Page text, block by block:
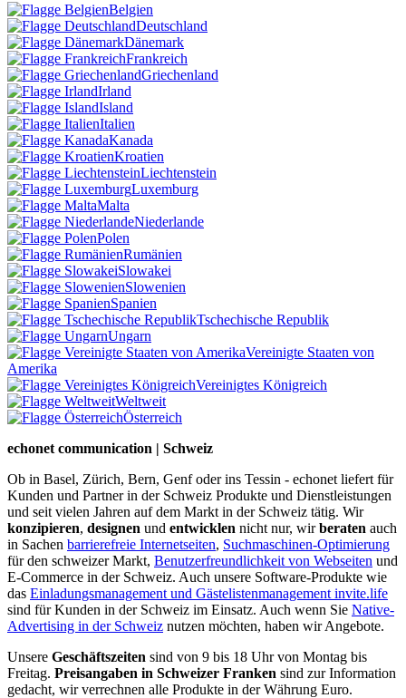
Belgien
Deutschland
Dänemark
Frankreich
Griechenland
Irland
Island
Italien
Kanada
Kroatien
Liechtenstein
Luxemburg
Malta
Niederlande
Polen
Rumänien
Slowakei
Slowenien
Spanien
Tschechische Republik
Ungarn
Vereinigte Staaten von
Amerika
Vereinigtes Königreich
Weltweit
Österreich
echonet communication | Schweiz
Ob in Basel, Zürich, Bern, Genf oder ins Tessin - echonet liefert für
Kunden und Partner in der Schweiz Produkte und Dienstleistungen
und seit vielen Jahren auf dem Markt in der Schweiz tätig. Wir
konzipieren, designen und entwicklen nicht nur, wirberaten auch
in Sachen barrierefreie Internetseiten, Suchmaschinen-Optimierung
für den schweizer Markt, Benutzerfreundlichkeit von Webseiten und
E-Commerce in der Schweiz. Auch unsere Software-Produkte wie
das Einladungsmanagement und Gästelistenmanagement invite.life
sind für Kunden in der Schweiz im Einsatz. Auch wenn Sie Native-
Advertising in der Schweiz nutzen möchten, haben wir Angebote.
Unsere Geschäftszeiten sind von 9 bis 18 Uhr von Montag bis
Freitag. Preisangaben in Schweizer Franken sind zur Information
gedacht, wir verrechnen alle Produkte in der Währung Euro.